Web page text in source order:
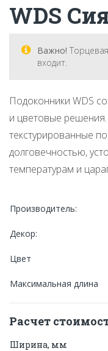
WDS
Важно! Торцевая
входит.
Подоконники WDS
и цветовые
текстурированные
долговечностью,
температурам и
Производитель:
Декор:
Цвет
Максимальная длина
Расчет
Ширина, мм